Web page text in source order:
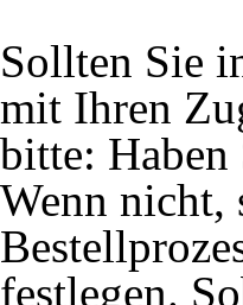
Sollten Sie
mit Ihren
bitte: Haben
Wenn nicht,
festlegen.